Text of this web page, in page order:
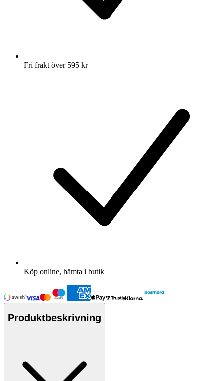
Fri frakt över 595 kr
Köp online, hämta i butik
Produktbeskrivning